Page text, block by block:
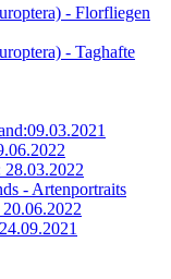
- Florfliegen
- Taghafte
28.03.2022
- Artenportraits